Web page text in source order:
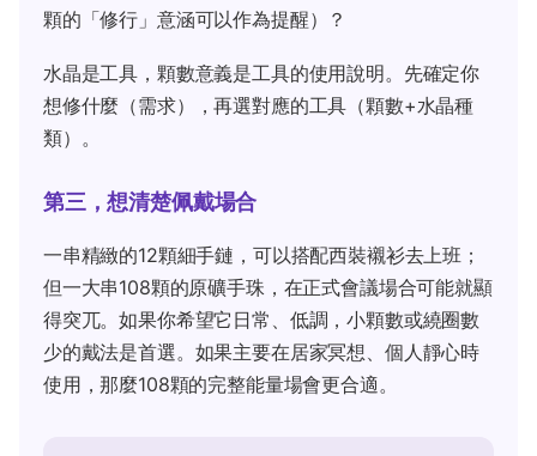
顆的「修行」意涵可以作為提醒）？
水晶是工具，顆數意義是工具的使用說明。先確定你
想修什麼（需求），再選對應的工具（顆數+水晶種
類）。
第三，想清楚佩戴場合
一串精緻的12顆細手鏈，可以搭配西裝襯衫去上班；
但一大串108顆的原礦手珠，在正式會議場合可能就顯
得突兀。如果你希望它日常、低調，小顆數或繞圈數
少的戴法是首選。如果主要在居家冥想、個人靜心時
使用，那麼108顆的完整能量場會更合適。